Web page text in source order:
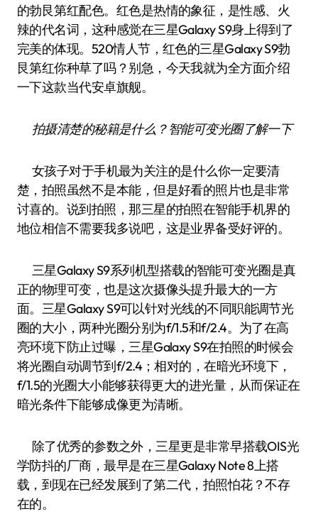
的勃艮第红配色。红色是热情的象征，是性感、火
辣的代名词，这种感觉在三星Galaxy S9身上得到了
完美的体现。520情人节，红色的三星Galaxy S9勃
艮第红你种草了吗？别急，今天我就为全方面介绍
一下这款当代安卓旗舰。
拍摄清楚的秘籍是什么？智能可变光圈了解一下
女孩子对于手机最为关注的是什么你一定要清
楚，拍照虽然不是本能，但是好看的照片也是非常
讨喜的。说到拍照，那三星的拍照在智能手机界的
地位相信不需要我多说吧，这是业界备受好评的。
三星Galaxy S9系列机型搭载的智能可变光圈是真
正的物理可变，也是这次摄像头提升最大的一方
面。三星Galaxy S9可以针对光线的不同职能调节光
圈的大小，两种光圈分别为f/1.5和f/2.4。为了在高
亮环境下防止过曝，三星Galaxy S9在拍照的时候会
将光圈自动调节到f/2.4；相对的，在暗光环境下，
f/1.5的光圈大小能够获得更大的进光量，从而保证在
暗光条件下能够成像更为清晰。
除了优秀的参数之外，三星更是非常早搭载OIS光
学防抖的厂商，最早是在三星Galaxy Note 8上搭
载，到现在已经发展到了第二代，拍照怕花？不存
在的。